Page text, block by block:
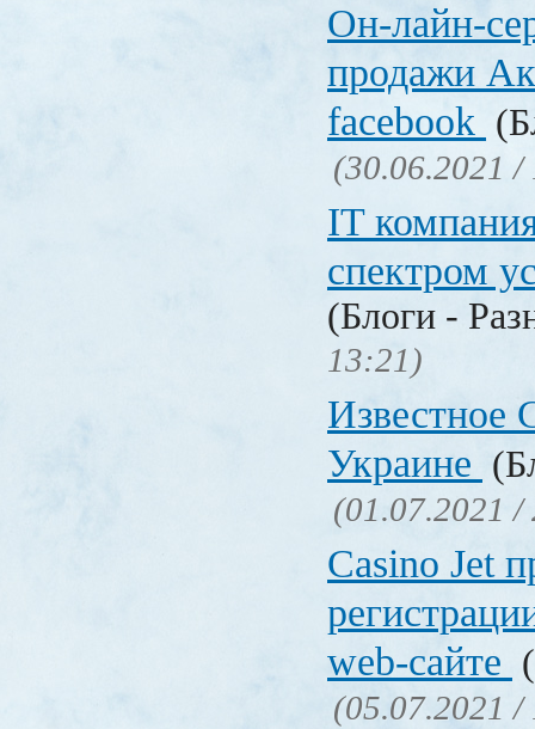
Он-лайн-
продажи
facebook
(30.06.2021 /
IT
спектром
(Блоги -
13:21)
Известное
Украине
(01.07.2021 /
Сasino Jet
web-сайте
(05.07.2021 /